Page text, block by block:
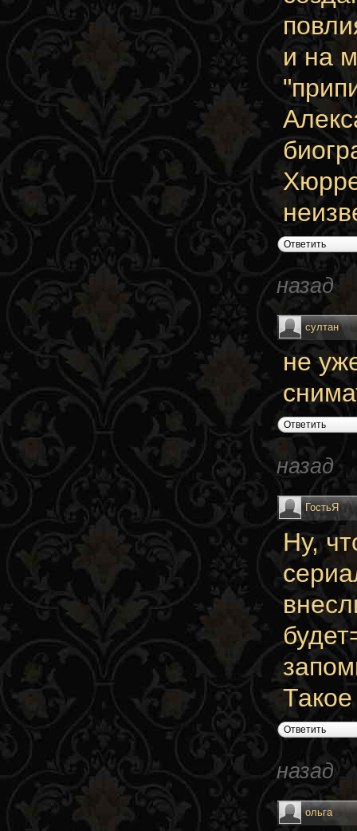
и на
Ответить
назад
султан
не
Ответить
назад
ГостьЯ
Ну,
Ответить
назад
ольга